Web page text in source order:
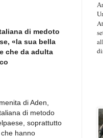
di medoto
«la sua bella
che da adulta
di Aden,
di metodo
soprattutto
hanno